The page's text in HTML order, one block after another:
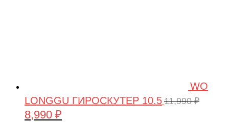
WO
LONGGU ГИРОСКУТЕР 10.5 11,990₽
Первоначальная
8,990 ₽